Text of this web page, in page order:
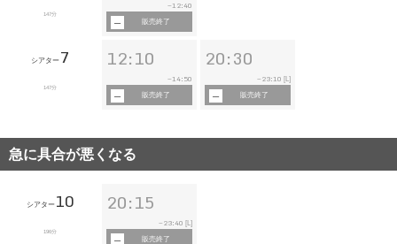
147分
~12:40
販売終了
シアター 7
147分
12:10
~14:50
販売終了
20:30
~ 23:10 [L]
販売終了
急に具合が悪くなる
シアター10
196分
20:15
~ 23:40 [L]
販売終了